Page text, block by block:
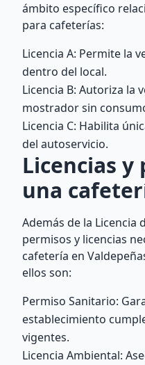
ámbito específico
para cafeterías:
Licencia A: Permite la
dentro del local.
Licencia B: Autoriza la
mostrador sin
Licencia C: Habilita
del autoservicio.
Licencias y
una
Además de la Licencia
permisos y licencias
cafetería en
ellos son:
Permiso Sanitario:
establecimiento
vigentes.
Licencia Ambiental: